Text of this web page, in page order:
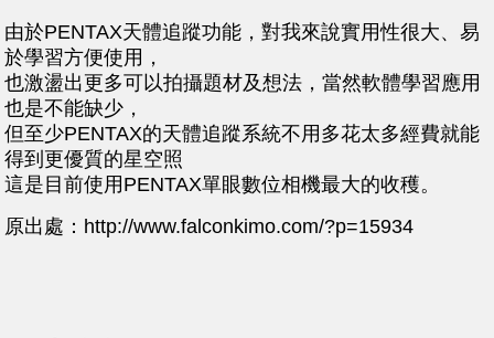
由於PENTAX天體追蹤功能，對我來說實用性很大、易
於學習方便使用，
也激盪出更多可以拍攝題材及想法，當然軟體學習應用
也是不能缺少，
但至少PENTAX的天體追蹤系統不用多花太多經費就能
得到更優質的星空照
這是目前使用PENTAX單眼數位相機最大的收穫。
原出處：​ http://www.falconkimo.com/?p=15934